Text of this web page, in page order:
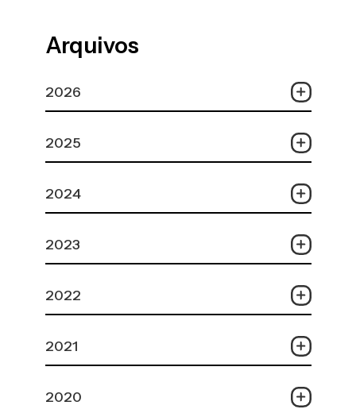
Arquivos
2026
2025
2024
2023
2022
2021
2020